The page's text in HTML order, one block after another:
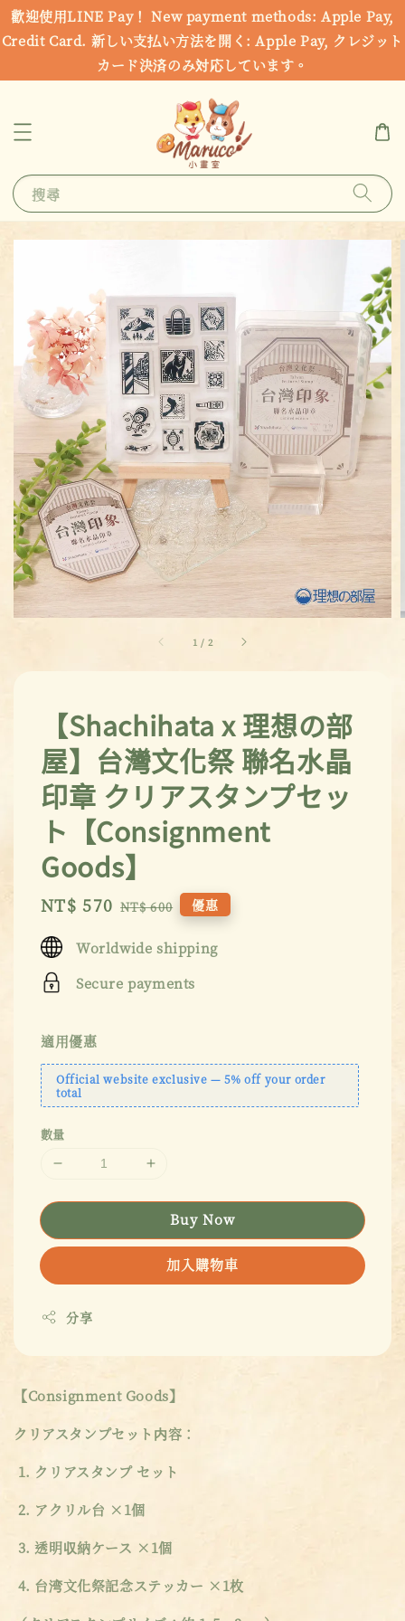
歡迎使用LINE Pay！ New payment methods: Apple Pay,
Credit Card. 新しい支払い方法を開く: Apple Pay, クレジット
カード決済のみ対応しています。
搜尋
1 / 2
【Shachihata x 理想の部
屋】台灣文化祭 聯名水晶
印章 クリアスタンプセッ
ト【Consignment
Goods】
Sale
NT$ 570 Regular
NT$ 600 優惠
Worldwide shipping
Secure payments
適用優惠
Official website exclusive — 5% off your order
total
數量
Buy Now
加入購物車
分享
【Consignment Goods】
クリアスタンプセット内容：
1. クリアスタンプ セット
2. アクリル台 ×1個
3. 透明収納ケース ×1個
4. 台湾文化祭記念ステッカー ×1枚